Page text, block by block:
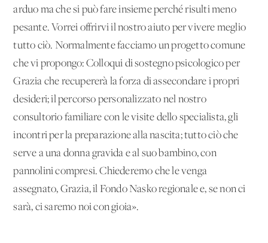
arduo ma che si può fare insieme perché risulti meno
pesante. Vorrei offrirvi il nostro aiuto per vivere meglio
tutto ciò. Normalmente facciamo un progetto comune
che vi propongo: Colloqui di sostegno psicologico per
Grazia che recupererà la forza di assecondare i propri
desideri; il percorso personalizzato nel nostro
consultorio familiare con le visite dello specialista, gli
incontri per la preparazione alla nascita; tutto ciò che
serve a una donna gravida e al suo bambino, con
pannolini compresi. Chiederemo che le venga
assegnato, Grazia, il Fondo Nasko regionale e, se non ci
sarà, ci saremo noi con gioia».